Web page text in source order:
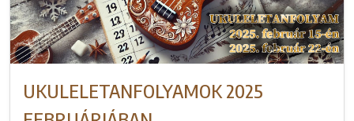
UKULELETANFOLYAMOK 2025